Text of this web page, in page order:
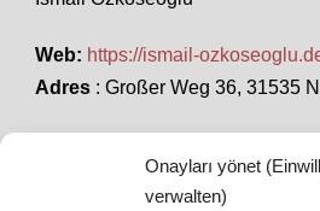
Onayları yönet
verwalten)
Web: https://ismail-
Adres : Großer Weg 36, 31535
SON HABERLER